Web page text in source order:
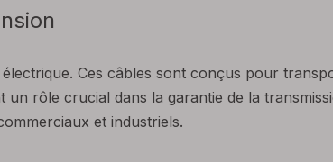
Ces câbles sont conçus pour
rôle crucial dans la garantie de la
et industriels.